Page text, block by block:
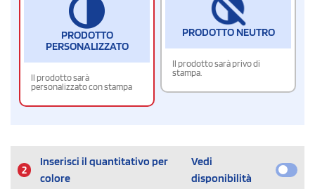
PRODOTTO
PERSONALIZZATO
Il prodotto sarà
personalizzato con stampa
PRODOTTO NEUTRO
Il prodotto sarà privo di
stampa.
2
Inserisci il quantitativo per
colore
Vedi
disponibilità